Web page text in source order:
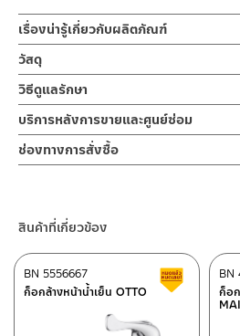
เรื่องน่ารู้เกี่ยวกับผลิตภัณฑ์
ชั้นวางของ หิ้งวางของ แบบชั้นเดียว ข
หนักเบา สี MATT BLACK
ชั้นวางของ หิ้งวางของ ที่เก็บของในห้อง
BLACK หรือสีดำด้าน ทนทานแข็งแรง ต้
สนิม ช่วยเก็บของให้เป็นระเบียบ ส่วนยึด
ให้ความรู้สึกทันสมัย
วัสดุ
ตัวชั้นวางของ
ผลิตจากเหล็กชุบสี Matt Black
วิธีดูแลรักษา
คำแนะนำในการดูแลรักษาผลิตภัณฑ์
1. ไม่ทำสินค้าให้เกิดความเสียหายอื่น ๆ น
ทำตก ไม่งัดหรือโยกสินค้าแรงๆ
2. ทำความสะอาดสินค้าโดยการใช้ผ้านุ่มๆ
4. ห้ามใช้แปรง วัสดุแข็ง หยาบ ห้ามใช้ฝอ
บริการหลังการขายและศูนย์ซ่อม
ช่องทางออนไลน์
– Email:
ช่องทางการสั่งซื้อ
–Shopee
–Lazada
–ซื้อสินค้าชิ้นนี้บน Shopee>> คลิกที่นี่
คลิกที่นี่<<
สินค้าที่เกี่ยวข้อง
ก็อกล้างหน้าน้ำเย็น OTTO
BN 5556667 สินค้า
ก็อ
BN